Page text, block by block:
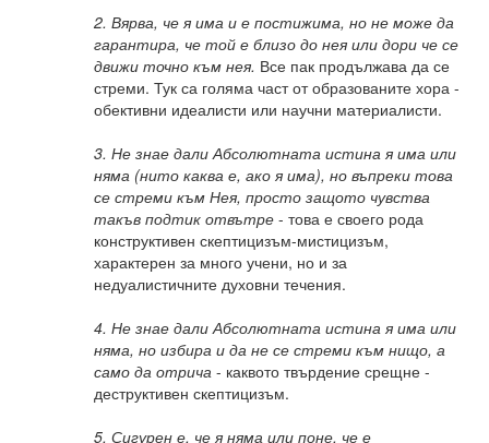
2. Вярва, че я има и е постижима, но не може да
гарантира, че той е близо до нея или дори че се
движи точно към нея. Все пак продължава да се
стреми. Тук са голяма част от образованите хора -
обективни идеалисти или научни материалисти.
3. Не знае дали Абсолютната истина я има или
няма (нито каква е, ако я има), но въпреки това
се стреми към Нея, просто защото чувства
такъв подтик отвътре - това е своего рода
конструктивен скептицизъм-мистицизъм,
характерен за много учени, но и за
недуалистичните духовни течения.
4. Не знае дали Абсолютната истина я има или
няма, но избира и да не се стреми към нищо, а
само да отрича - каквото твърдение срещне -
деструктивен скептицизъм.
5. Сигурен е, че я няма или поне, че е